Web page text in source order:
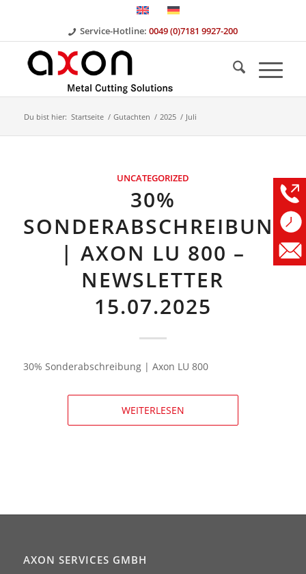
Service-Hotline:0049 (0)7181 9927-200
Du bist hier: Startseite / Gutachten / 2025 / Juli
UNCATEGORIZED
30%
SONDERABSCHREIBUNG
| AXON LU 800 –
NEWSLETTER
15.07.2025
30% Sonderabschreibung | Axon LU 800
WEITERLESEN
AXON SERVICES GMBH